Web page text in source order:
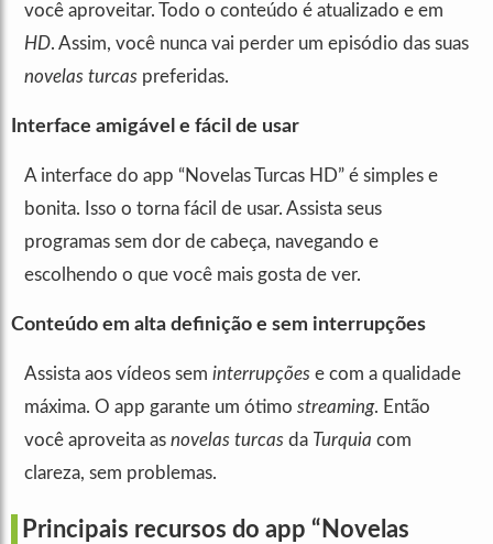
você aproveitar. Todo o conteúdo é atualizado e em
HD. Assim, você nunca vai perder um episódio das suas
novelas turcas preferidas.
Interface amigável e fácil de usar
A interface do app “Novelas Turcas HD” é simples e
bonita. Isso o torna fácil de usar. Assista seus
programas sem dor de cabeça, navegando e
escolhendo o que você mais gosta de ver.
Conteúdo em alta definição e sem interrupções
Assista aos vídeos sem interrupções e com a qualidade
máxima. O app garante um ótimo streaming. Então
você aproveita as novelas turcas da Turquia com
clareza, sem problemas.
Principais recursos do app “Novelas